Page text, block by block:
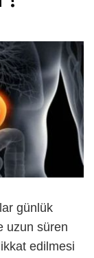
günlük
uzun süren
edilmesi